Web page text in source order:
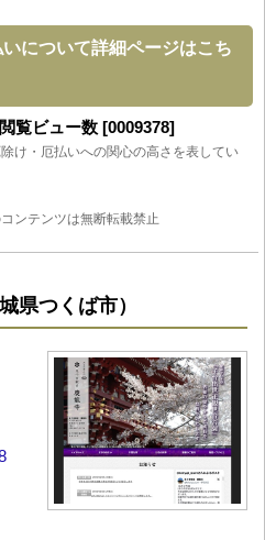
について詳細ページはこち
覧ビュー数 [0009378]
け・厄払いへの関心の高さを表してい
ンテンツは無断転載禁止
県つくば市）